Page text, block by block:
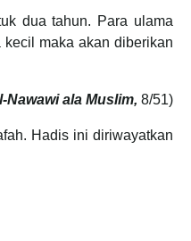
dua tahun. Para ulama
maka akan diberikan
Nawawi ala Muslim, 8/51)
Hadis ini diriwayatkan